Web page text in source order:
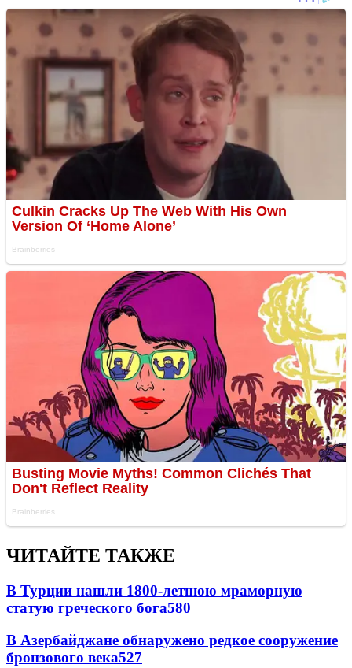
ЧИТАЙТЕ ТАКЖЕ
В Турции нашли 1800-летнюю мраморную
статую греческого бога580
В Азербайджане обнаружено редкое сооружение
бронзового века527